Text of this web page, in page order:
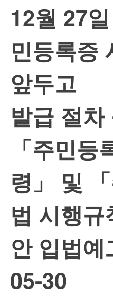
12월 27
민등록증
앞두고
발급 절
「주민등
령」 및
법 시행규
안 입법예
05-30